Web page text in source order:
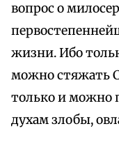
вопрос о
жизни. Ибо
можно стяжать
только и можно
духам злобы,